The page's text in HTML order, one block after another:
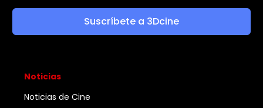
Suscríbete a 3Dcine
Noticias
Noticias de Cine